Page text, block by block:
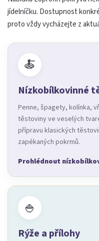
jídelníčku. Dostupnost
proto vždy vycházejte z
🍝
Nízkobílkovinné
Penne, špagety, kolínka,
těstoviny ve veselých
přípravu klasických
zapékaných pokrmů.
Prohlédnout
🍚
Rýže a přílohy